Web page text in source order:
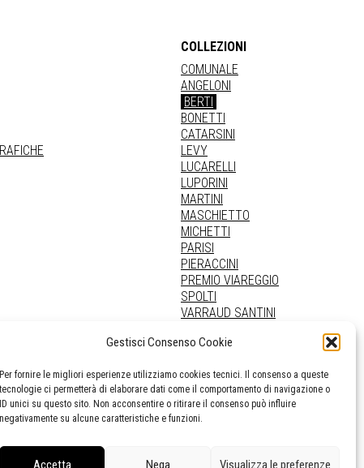
Gestisci Consenso Cookie
Per fornire le migliori esperienze utilizziamo cookies tecnici. Il consenso a queste
tecnologie ci permetterà di elaborare dati come il comportamento di navigazione o
ID unici su questo sito. Non acconsentire o ritirare il consenso può influire
negativamente su alcune caratteristiche e funzioni.
Accetta Nega Visualizza le preferenze
COLLEZIONI
COMUNALE
ANGELONI
BERTI
BONETTI
CATARSINI
LEVY
LUCARELLI
LUPORINI
MARTINI
MASCHIETTO
MICHETTI
PARISI
PIERACCINI
PREMIO VIAREGGIO
SPOLTI
VARRAUD SANTINI